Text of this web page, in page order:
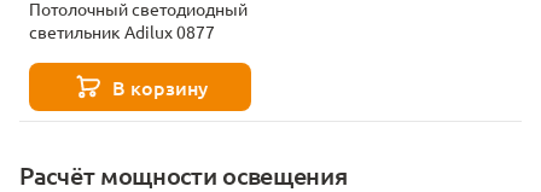
Расчёт мощности освещения
Потолочный светодиодный
светильник Adilux 0877
В корзину